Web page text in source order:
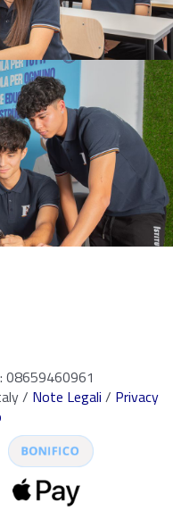
/ Note Legali / Privacy